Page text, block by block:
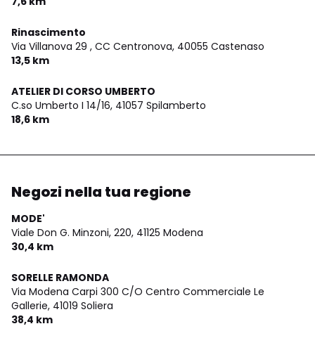
Rinascimento
Via Villanova 29 , CC Centronova, 40055 Castenaso
13,5 km
ATELIER DI CORSO UMBERTO
C.so Umberto I 14/16, 41057 Spilamberto
18,6 km
Negozi nella tua regione
MODE'
Viale Don G. Minzoni, 220, 41125 Modena
30,4 km
SORELLE RAMONDA
Via Modena Carpi 300 C/O Centro Commerciale Le
Gallerie, 41019 Soliera
38,4 km